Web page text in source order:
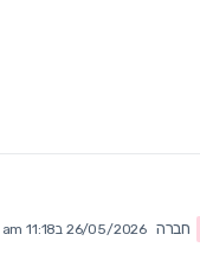
חברה 26/05/2026 ב11:18 am